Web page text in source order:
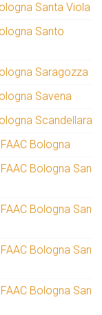
Santa Viola
Santo
Saragozza
Savena
Scandellara
Bologna
Bologna San
Bologna San
Bologna San
Bologna San